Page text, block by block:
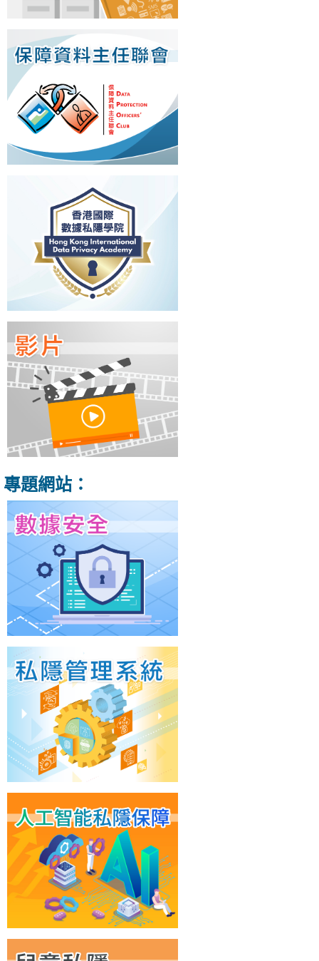
專題網站：